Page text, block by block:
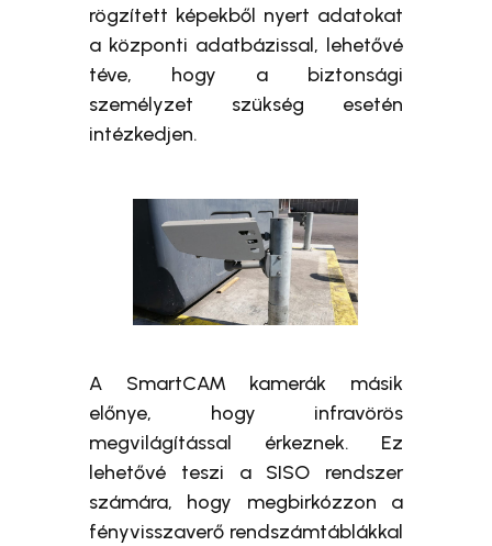
rögzített képekből nyert adatokat
a központi adatbázissal, lehetővé
téve, hogy a biztonsági
személyzet szükség esetén
intézkedjen.
A SmartCAM kamerák másik
előnye, hogy infravörös
megvilágítással érkeznek. Ez
lehetővé teszi a SISO rendszer
számára, hogy megbirkózzon a
fényvisszaverő rendszámtáblákkal